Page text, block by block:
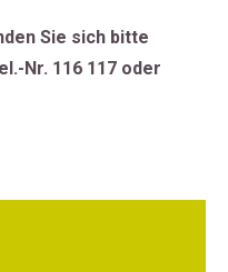
Sie sich bitte
Nr. 116 117 oder